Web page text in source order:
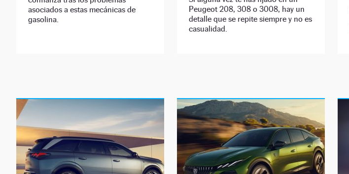
asociados a estas mecánicas de
gasolina.
Peugeot 208, 308 o 3008, hay un
detalle que se repite siempre y no es
casualidad.